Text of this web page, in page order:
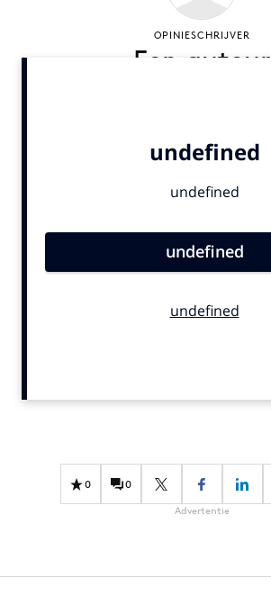
Digital transformation
Martech
Programmatic
0 0
Advertentie
OPINIESCHRIJVER
Een auteur